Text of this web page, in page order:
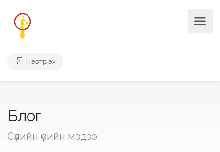
Нэвтрэх
Блог
Сүүлийн үеийн мэдээ